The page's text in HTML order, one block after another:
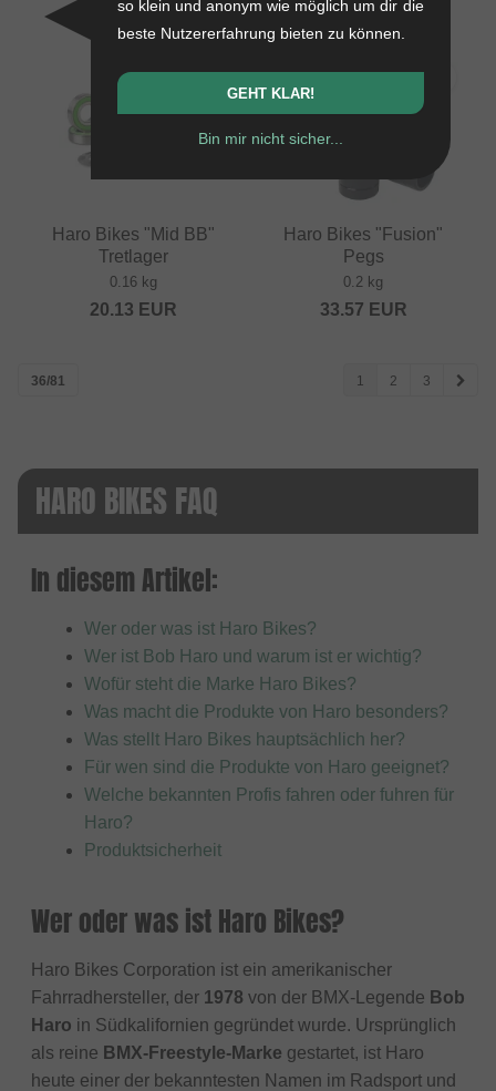
Haro Bikes "Mid BB"
Tretlager
0.16 kg
20.13 EUR
Haro Bikes "Fusion"
Pegs
0.2 kg
33.57 EUR
36/81 1 2 3
HARO BIKES FAQ
In diesem Artikel:
Wer oder was ist Haro Bikes?
Wer ist Bob Haro und warum ist er wichtig?
Wofür steht die Marke Haro Bikes?
Was macht die Produkte von Haro besonders?
Was stellt Haro Bikes hauptsächlich her?
Für wen sind die Produkte von Haro geeignet?
Welche bekannten Profis fahren oder fuhren für
Haro?
Produktsicherheit
Wer oder was ist Haro Bikes?
Haro Bikes Corporation ist ein amerikanischer
Fahrradhersteller, der 1978 von der BMX-Legende Bob
Haro in Südkalifornien gegründet wurde. Ursprünglich
als reine BMX-Freestyle-Marke gestartet, ist Haro
heute einer der bekanntesten Namen im Radsport und
so klein und anonym wie möglich um dir die
beste Nutzererfahrung bieten zu können.
GEHT KLAR!
Bin mir nicht sicher...